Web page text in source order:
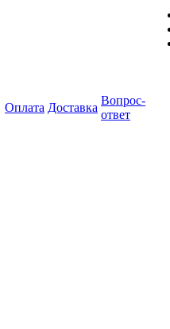
Оплата Доставка
Вопрос-
ответ